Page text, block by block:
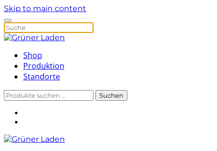
Skip to main content
Shop
Produktion
Standorte
Suchen
Suchen